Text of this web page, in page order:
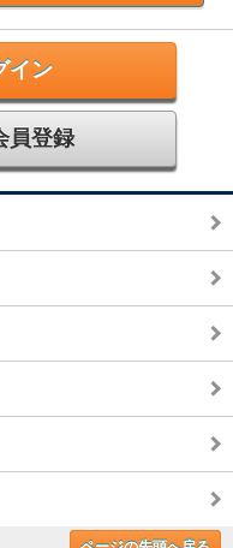
イン
員登録